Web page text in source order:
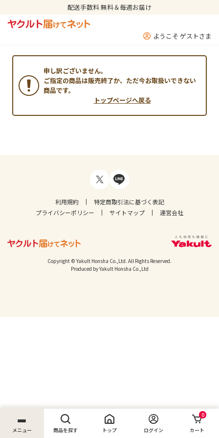
配送手数料 無料＆毎週お届け
ようこそ ゲストさま
メニュー 商品を探す トップ ログイン
0
カート
申し訳ございません。
ご指定の商品は販売終了か、ただ今お取扱いできない
商品です。
トップページへ戻る
利用規約
特定商取引法に基づく表記
プライバシーポリシー
サイトマップ 運営会社
Copyright © Yakult Honsha Co.,Ltd. All Rights Reserved.
Produced by Yakult Honsha Co.,Ltd